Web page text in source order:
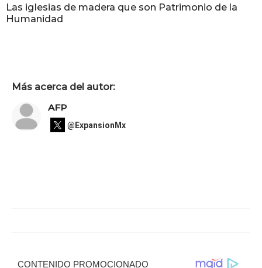
Las iglesias de madera que son Patrimonio de la
Humanidad
Más acerca del autor:
AFP
@ExpansionMx